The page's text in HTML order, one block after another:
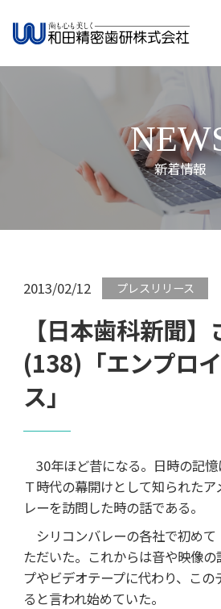
新着情報
2013/02/12 プレスリリース
【日本歯科新聞
(138)「エンプロ
ス」
30年ほど昔になる。日時の記憶
Ｔ時代の幕開けとして知られた
レーを訪問した時の話である。
シリコンバレーの各社で初めて
ただいた。これからは音や映像
プやビデオテープに代わり、この
ると言われ始めていた。